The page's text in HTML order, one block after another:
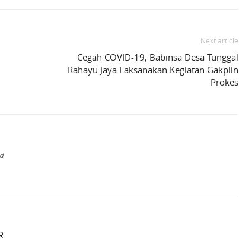
Next article
Cegah COVID-19, Babinsa Desa Tunggal
Rahayu Jaya Laksanakan Kegiatan Gakplin
Prokes